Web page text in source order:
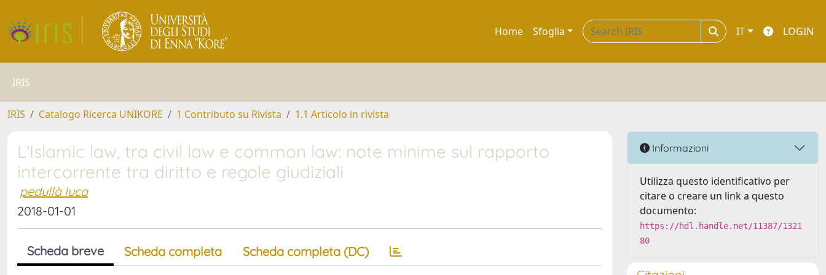
Home Sfoglia IT LOGIN
IRIS
IRIS Catalogo Ricerca UNIKORE 1 Contributo su Rivista 1.1 Articolo in rivista
L'Islamic law, tra civil law e common law: note minime sul rapporto
intercorrente tra diritto e regole giudiziali
pedullà luca
2018-01-01
Scheda breve Scheda completa Scheda completa (DC)
Informazioni
Utilizza questo identificativo per
citare o creare un link a questo
documento:
https://hdl.handle.net/11387/1321
80